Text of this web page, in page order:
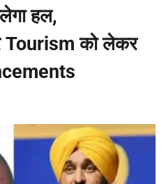
हल,
को लेकर